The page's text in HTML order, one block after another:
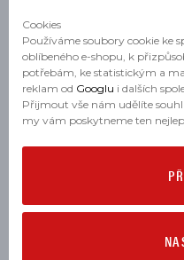
Výrobce:
Určení:
MOHLO
Cookies
Používáme soubory cookie ke
oblíbeného e-shopu, k
potřebám, ke statistickým a
reklam od Googlu i dalších
Přijmout vše nám udělíte
my vám poskytneme ten